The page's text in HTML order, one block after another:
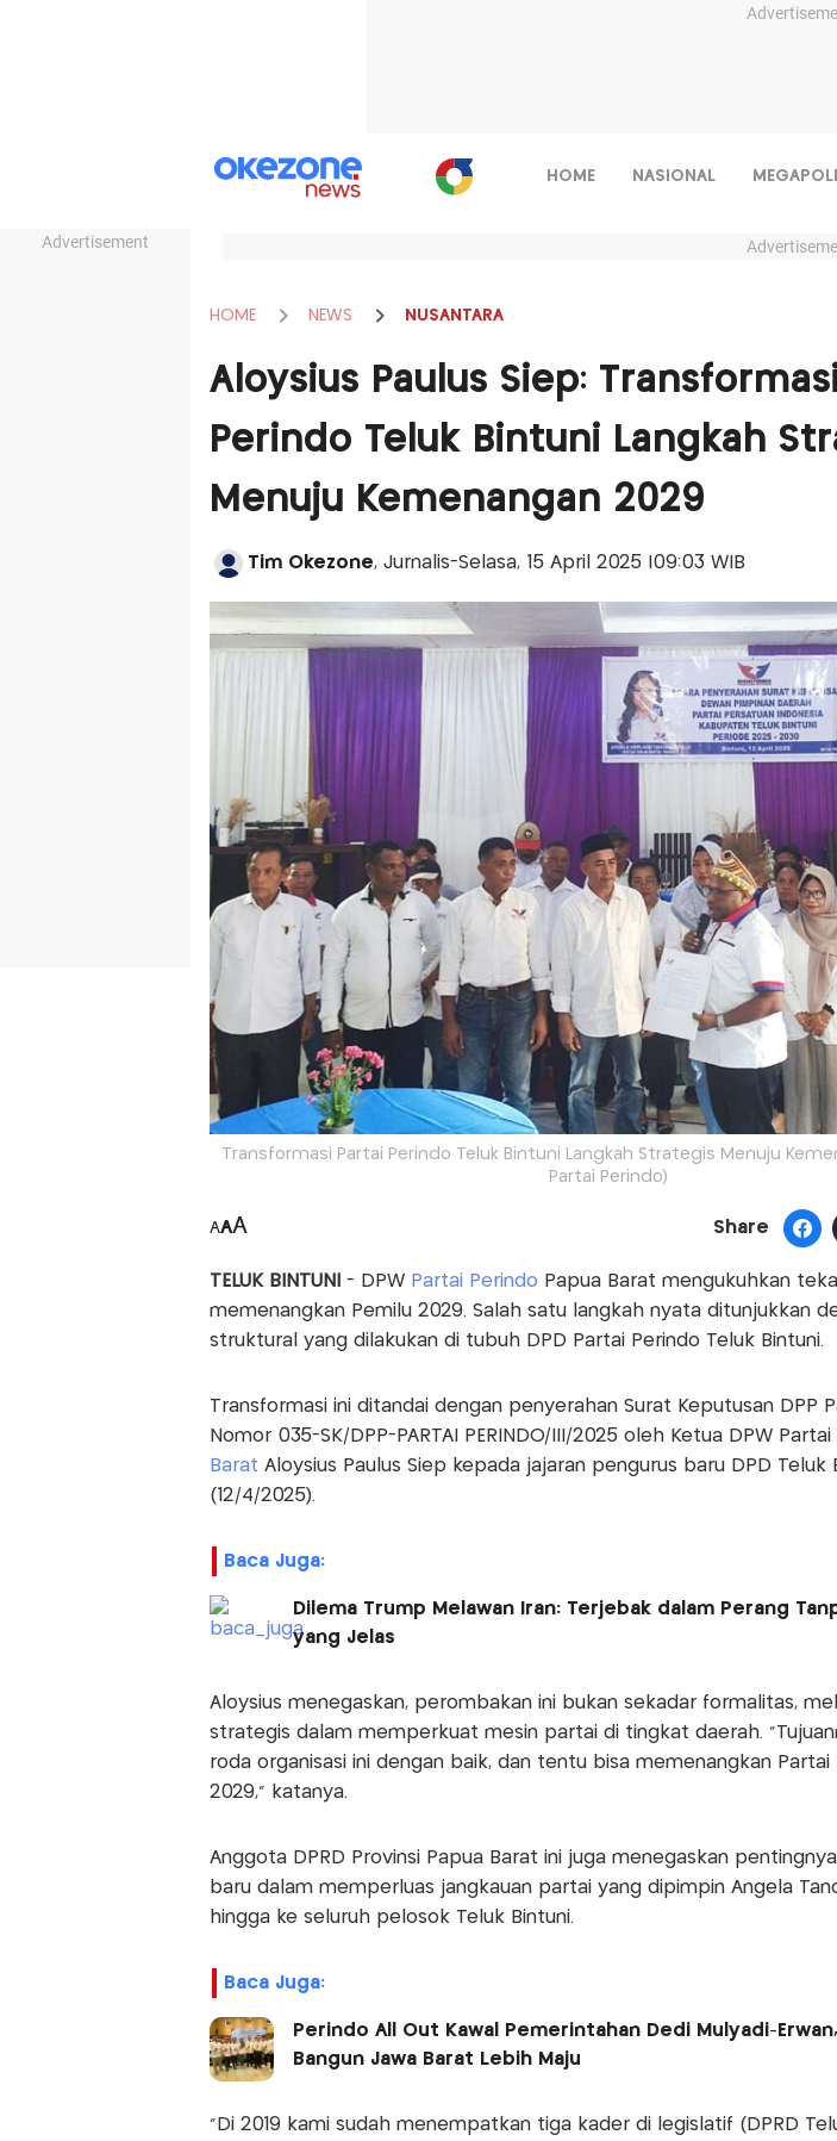
Advertisement
HOME NASIONAL
HOME NEWS NUSANTARA
Aloysius Paulus Siep:
Perindo Teluk Bintuni Langkah
Menuju Kemenangan 2029
Tim Okezone, Jurnalis-Selasa, 15 April 2025 |09:03 WIB
Transformasi Partai Perindo Teluk Bintuni Langkah Strategis Menuju
Partai Perindo)
AAA Share
TELUK BINTUNI - DPW Partai Perindo Papua Barat mengukuhkan
memenangkan Pemilu 2029. Salah satu langkah nyata ditunjukkan
struktural yang dilakukan di tubuh DPD Partai Perindo Teluk Bintuni.
Transformasi ini ditandai dengan penyerahan Surat Keputusan DPP
Nomor 035-SK/DPP-PARTAI PERINDO/III/2025 oleh Ketua DPW Partai
Barat Aloysius Paulus Siep kepada jajaran pengurus baru DPD Teluk
(12/4/2025).
Baca Juga:
Dilema Trump Melawan Iran: Terjebak dalam Perang
yang Jelas
Aloysius menegaskan, perombakan ini bukan sekadar formalitas,
strategis dalam memperkuat mesin partai di tingkat daerah.
roda organisasi ini dengan baik, dan tentu bisa memenangkan Partai
2029," katanya.
Anggota DPRD Provinsi Papua Barat ini juga menegaskan
baru dalam memperluas jangkauan partai yang dipimpin Angela
hingga ke seluruh pelosok Teluk Bintuni.
Baca Juga:
Perindo All Out Kawal Pemerintahan Dedi Mulyadi-
Bangun Jawa Barat Lebih Maju
"Di 2019 kami sudah menempatkan tiga kader di legislatif (DPRD